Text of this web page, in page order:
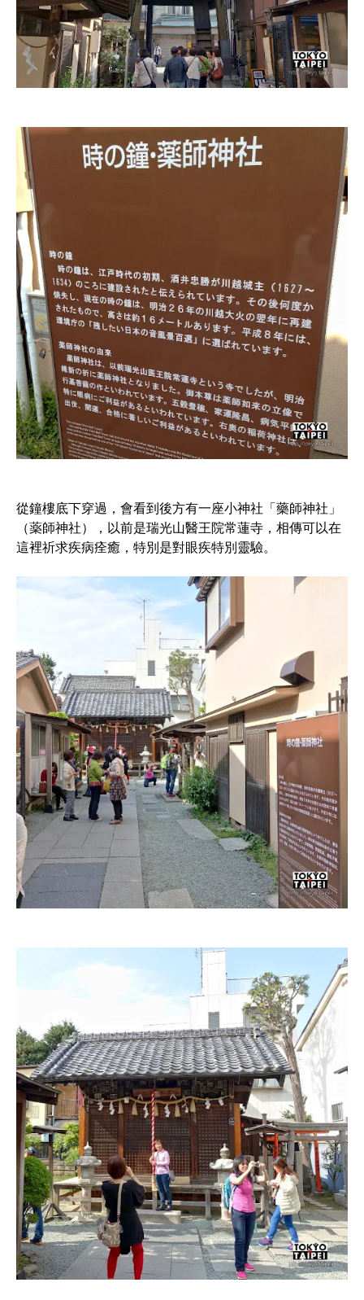
從鐘樓底下穿過，會看到後方有一座小神社「藥師神社」
（薬師神社），以前是瑞光山醫王院常蓮寺，相傳可以在
這裡祈求疾病痊癒，特別是對眼疾特別靈驗。